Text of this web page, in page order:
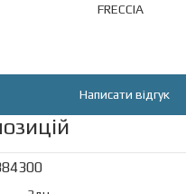
FRECCIA
Написати відгук